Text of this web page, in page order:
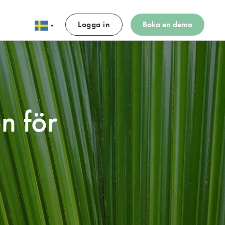
Logga in Boka en demo
för